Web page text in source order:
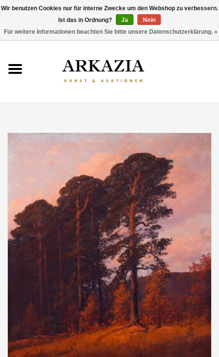
AKTUELLER KATALOG
ENTDECKEN
Wir benutzen Cookies nur für interne Zwecke um den Webshop zu verbessern.
Ist das in Ordnung?
Ja
Nein
Für weitere Informationen beachten Sie bitte unsere Datenschutzerklärung. »